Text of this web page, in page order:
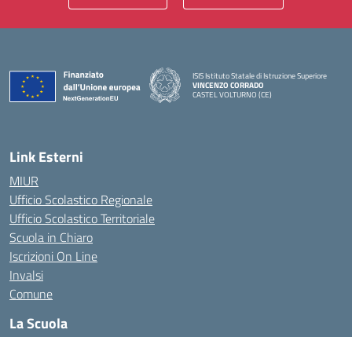
ISIS Istituto Statale di Istruzione Superiore
VINCENZO CORRADO
CASTEL VOLTURNO (CE)
Link Esterni
MIUR
Ufficio Scolastico Regionale
Ufficio Scolastico Territoriale
Scuola in Chiaro
Iscrizioni On Line
Invalsi
Comune
La Scuola